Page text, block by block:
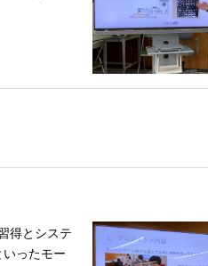
得とシステ
ったモー